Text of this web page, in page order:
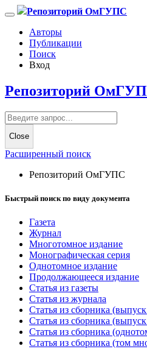
Репозиторий ОмГУПС
Авторы
Публикации
Поиск
Вход
Репозиторий
Close
Расширенный поиск
Репозиторий ОмГУПС
Быстрый поиск по виду документа
Газета
Журнал
Многотомное издание
Монографическая серия
Однотомное издание
Продолжающееся издание
Статья из газеты
Статья из журнала
Статья из сборника
Статья из сборника
Статья из сборника
Статья из сборника (том